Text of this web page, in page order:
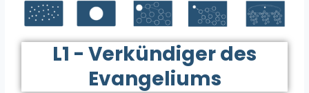
L1 - Verkündiger des
Evangeliums